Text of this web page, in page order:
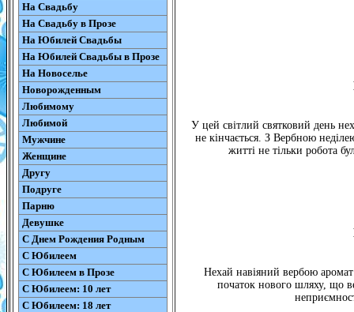
На Свадьбу
На Свадьбу в Прозе
На Юбилей Свадьбы
На Юбилей Свадьбы в Прозе
На Новоселье
Новорожденным
Любимому
Любимой
Мужчине
Женщине
Другу
Подруге
Парню
Девушке
С Днем Рождения Родным
С Юбилеем
С Юбилеем в Прозе
С Юбилеем: 10 лет
С Юбилеем: 18 лет
У цей світлий святковий день
не кінчається. З Вербною
житті не тільки робота
Нехай навіяний вербою
початок нового шляху, що